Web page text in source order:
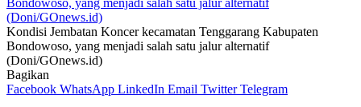
Kondisi Jembatan Koncer kecamatan Tenggarang Kabupaten
Bondowoso, yang menjadi salah satu jalur alternatif
(Doni/GOnews.id)
Bagikan
Facebook WhatsApp LinkedIn Email Twitter Telegram